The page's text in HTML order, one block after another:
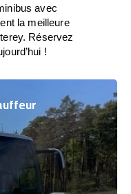
avec
la meilleure
Réservez
!